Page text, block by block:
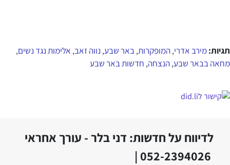
תגיות:מירב אדרי,המופקרות,באר שבע, נווה זאב, אלימות נגד נשים,
מחאה בבאר שבע,הנצחה, חדשות באר שבע
לדיווח על חדשות: דני בלר - עורך אחראי
052-2394026 |